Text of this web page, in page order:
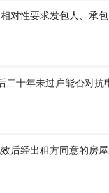
对性要求发包人、承
二十年未过户能否对抗
后经出租方同意的房